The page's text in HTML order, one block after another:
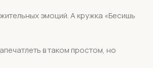
эмоций. А кружка «Бесишь
в таком простом, но